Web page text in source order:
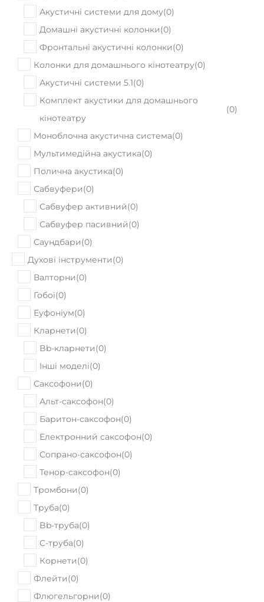
Акустичні системи для дому(0)
Домашні акустичні колонки(0)
Фронтальні акустичні колонки(0)
Колонки для домашнього кінотеатру(0)
Акустичні системи 5.1(0)
Комплект акустики для домашнього
кінотеатру
(0)
Моноблочна акустична система(0)
Мультимедійна акустика(0)
Полична акустика(0)
Сабвуфери(0)
Сабвуфер активний(0)
Сабвуфер пасивний(0)
Саундбари(0)
Духові інструменти(0)
Валторни(0)
Гобої(0)
Еуфоніум(0)
Кларнети(0)
Bb-кларнети(0)
Інші моделі(0)
Саксофони(0)
Альт-саксофон(0)
Баритон-саксофон(0)
Електронний саксофон(0)
Сопрано-саксофон(0)
Тенор-саксофон(0)
Тромбони(0)
Труба(0)
Bb-труба(0)
C-труба(0)
Корнети(0)
Флейти(0)
Флюгельгорни(0)